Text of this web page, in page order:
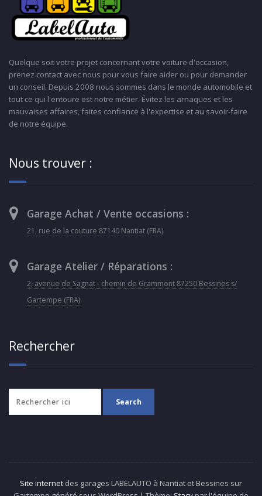
Quelque soit votre projet concernant votre voiture d'occasion,
prenez contact avec nous pour vous faire aider ou pour demander
un conseil. Depuis 2008 nous sommes dans le monde automobile et
tout ce qui l'entoure est notre métier. Évitez les arnaques et les
mauvaises affaires, faites confiance à l'expertise et au savoir-faire
de notre équipe.
Nous trouver :
Garage Achat / Vente occasions :
21, rue de la couture 87140 Nantiat (FRA)
Garage Atelier / Réparations :
2, avenue de Sagnat - chemin de Grammont 87250 Bessines s/
Gartempe (FRA)
Rechercher
Site internet des garages LABELAUTO à Nantiat et Bessines sur